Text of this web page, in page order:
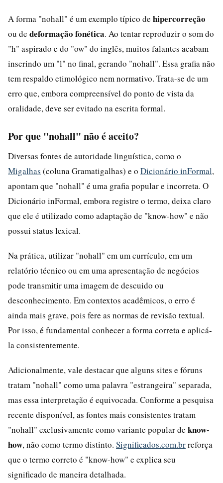
A forma "nohall" é um exemplo típico de hipercorreção
ou de deformação fonética. Ao tentar reproduzir o som do
"h" aspirado e do "ow" do inglês, muitos falantes acabam
inserindo um "l" no final, gerando "nohall". Essa grafia não
tem respaldo etimológico nem normativo. Trata-se de um
erro que, embora compreensível do ponto de vista da
oralidade, deve ser evitado na escrita formal.
Por que "nohall" não é aceito?
Diversas fontes de autoridade linguística, como o
Migalhas (coluna Gramatigalhas) e o Dicionário inFormal,
apontam que "nohall" é uma grafia popular e incorreta. O
Dicionário inFormal, embora registre o termo, deixa claro
que ele é utilizado como adaptação de "know-how" e não
possui status lexical.
Na prática, utilizar "nohall" em um currículo, em um
relatório técnico ou em uma apresentação de negócios
pode transmitir uma imagem de descuido ou
desconhecimento. Em contextos acadêmicos, o erro é
ainda mais grave, pois fere as normas de revisão textual.
Por isso, é fundamental conhecer a forma correta e aplicá-
la consistentemente.
Adicionalmente, vale destacar que alguns sites e fóruns
tratam "nohall" como uma palavra "estrangeira" separada,
mas essa interpretação é equivocada. Conforme a pesquisa
recente disponível, as fontes mais consistentes tratam
"nohall" exclusivamente como variante popular de know-
how, não como termo distinto. Significados.com.brreforça
que o termo correto é "know-how" e explica seu
significado de maneira detalhada.